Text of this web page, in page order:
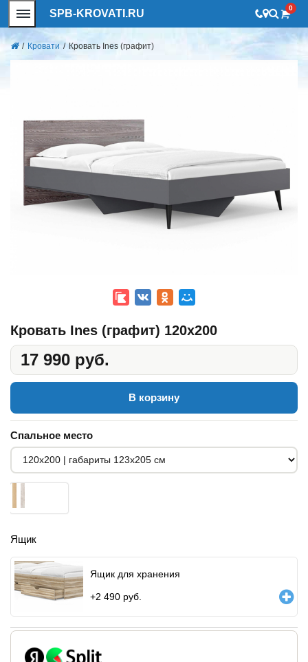
SPB-KROVATI.RU 0
/ Кровати / Кровать Ines (графит)
Кровать Ines (графит) 120x200
17 990 руб.
В корзину
Спальное место
Ящик
Ящик для хранения
+2 490 руб.